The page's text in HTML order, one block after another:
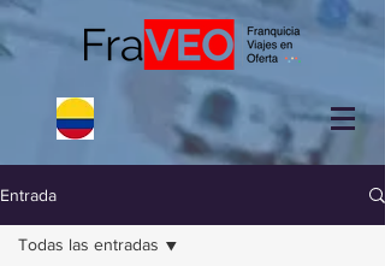
Entrada
Todas las entradas